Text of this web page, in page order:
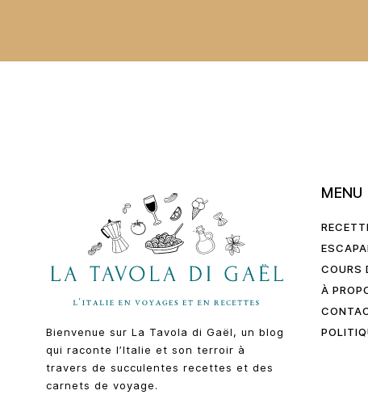
Bienvenue sur La Tavola di Gaël, un blog
qui raconte l’Italie et son terroir à
travers de succulentes recettes et des
carnets de voyage.
MENU
COURS
À